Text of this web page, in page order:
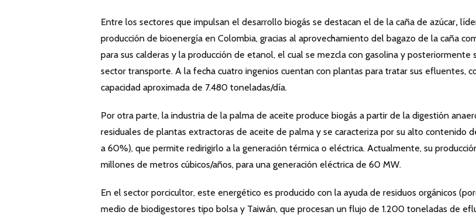
Entre los sectores que impulsan el desarrollo biogás se destacan el de la caña de azúcar,
producción de bioenergía en Colombia, gracias al aprovechamiento del bagazo de la caña
para sus calderas y la producción de etanol, el cual se mezcla con gasolina y posteriormente
sector transporte. A la fecha cuatro ingenios cuentan con plantas para tratar sus efluentes,
capacidad aproximada de 7.480 toneladas/día.
Por otra parte, la industria de la palma de aceite produce biogás a partir de la digestión
residuales de plantas extractoras de aceite de palma y se caracteriza por su alto contenido
a 60%), que permite redirigirlo a la generación térmica o eléctrica. Actualmente, su
millones de metros cúbicos/años, para una generación eléctrica de 60 MW.
En el sector porcicultor, este energético es producido con la ayuda de residuos orgánicos
medio de biodigestores tipo bolsa y Taiwán, que procesan un flujo de 1.200 toneladas de